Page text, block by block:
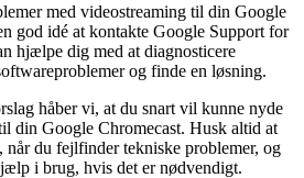
med videostreaming til din Google
god idé at kontakte Google Support for
hjælpe dig med at diagnosticere
og finde en løsning.
håber vi, at du snart vil kunne nyde
din Google Chromecast. Husk altid at
du fejlfinder tekniske problemer, og
i brug, hvis det er nødvendigt.